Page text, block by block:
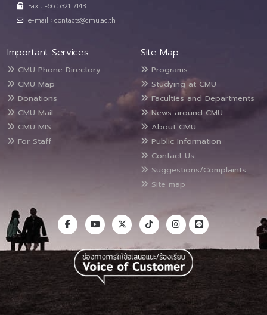
Fax : +66 5321 7143
e-mail : contacts@cmu.ac.th
Important Services
CMU Phone Directory
CMU Map
Donations
CMU Mail
CMU MIS
For Staff
Site Map
Programs
Studying at CMU
Faculties and Departments
News around CMU
About CMU
Public Information
Contact Us
Suggestions/Complaints
Site map